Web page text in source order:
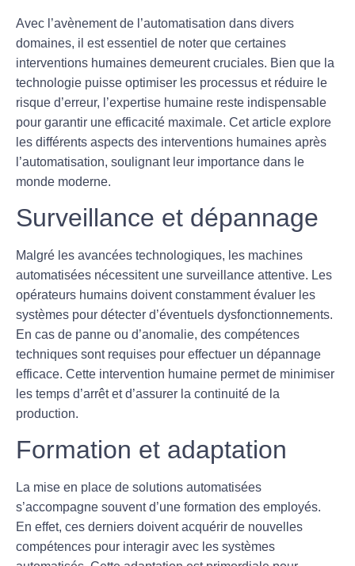
Avec l’avènement de l’automatisation dans divers
domaines, il est essentiel de noter que certaines
interventions humaines demeurent cruciales. Bien que la
technologie puisse optimiser les processus et réduire le
risque d’erreur, l’expertise humaine reste indispensable
pour garantir une efficacité maximale. Cet article explore
les différents aspects des interventions humaines après
l’automatisation, soulignant leur importance dans le
monde moderne.
Surveillance et dépannage
Malgré les avancées technologiques, les machines
automatisées nécessitent une surveillance attentive. Les
opérateurs humains doivent constamment évaluer les
systèmes pour détecter d’éventuels dysfonctionnements.
En cas de panne ou d’anomalie, des compétences
techniques sont requises pour effectuer un dépannage
efficace. Cette intervention humaine permet de minimiser
les temps d’arrêt et d’assurer la continuité de la
production.
Formation et adaptation
La mise en place de solutions automatisées
s’accompagne souvent d’une formation des employés.
En effet, ces derniers doivent acquérir de nouvelles
compétences pour interagir avec les systèmes